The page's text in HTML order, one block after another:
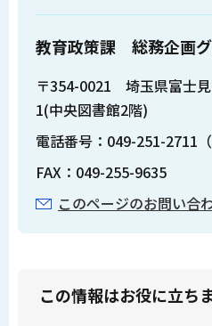
教育政策課 総務企画
〒354-0021 埼玉県富士
1(中央図書館2階)
電話番号：049-251-2711（
FAX：049-255-9635
このページのお問い合
この情報はお役に立ち